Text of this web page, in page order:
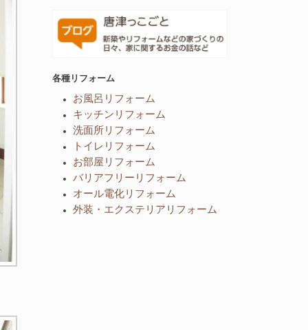
各種リフォーム
お風呂リフォーム
キッチンリフォーム
洗面所リフォーム
トイレリフォーム
お部屋リフォーム
バリアフリーリフォーム
オール電化リフォーム
外装・エクステリアリフォーム